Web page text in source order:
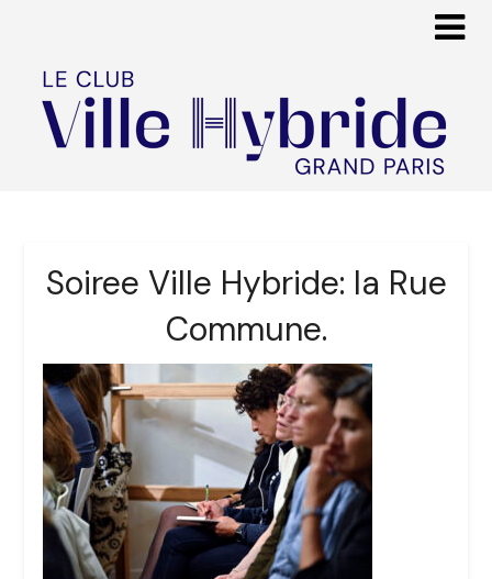
Soiree Ville Hybride: la Rue
Commune.